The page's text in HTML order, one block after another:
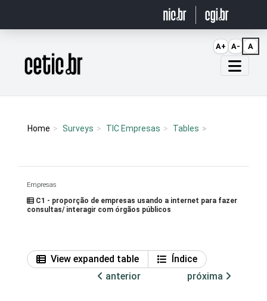
Página inicial
Home Surveys TIC Empresas Tables
Empresas
C1 - proporção de empresas usando a internet para fazer
consultas/ interagir com órgãos públicos
View expanded table
Índice
anterior
próxima
A+ A- A